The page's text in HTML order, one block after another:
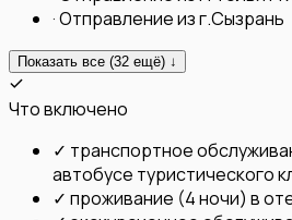
·Отправление из г.Сызрань
Показать все (32 ещё) ↓
Что включено
✓ транспортное
автобусе туристического
✓ проживание (4 ночи) в